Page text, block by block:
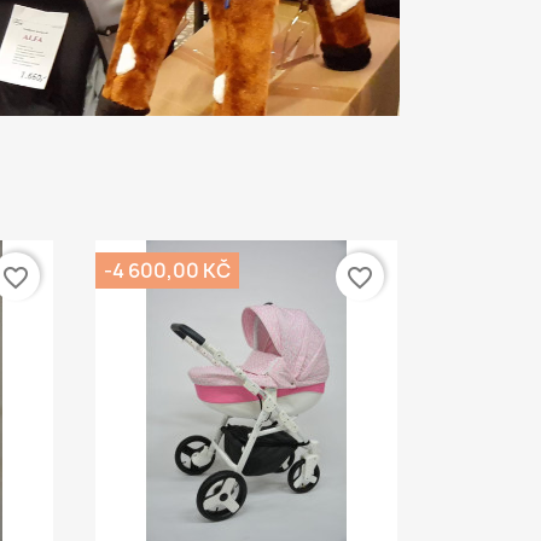
favorite_border -4 600,00 KČ favorite_border